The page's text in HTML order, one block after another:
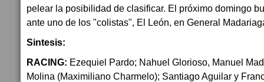
pelear la posibilidad de clasificar. El próximo domingo
ante uno de los "colistas", El León, en General
Sintesis:
RACING: Ezequiel Pardo; Nahuel Glorioso, Manuel
Molina (Maximiliano Charmelo); Santiago Aguilar y